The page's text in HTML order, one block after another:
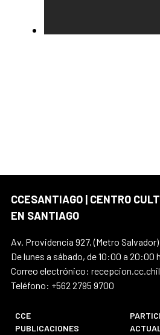
CCESANTIAGO | CENTRO
EN SANTIAGO
Av. Providencia 927, (Metro Salvador)
De lunes a sábado, de 10:00 a 20:00 h
Correo electrónico:
Teléfono: +562 2795 9700
CCE
PUBLICACIONES